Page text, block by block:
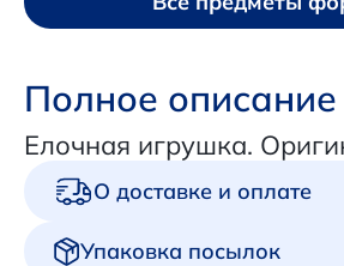
Полное
Елочная игрушка.
О доставке и оплате
Упаковка посылок